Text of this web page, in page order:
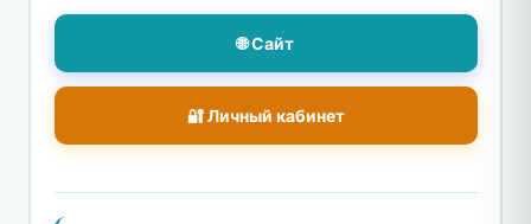
🌐 Сайт
🔐 Личный кабинет